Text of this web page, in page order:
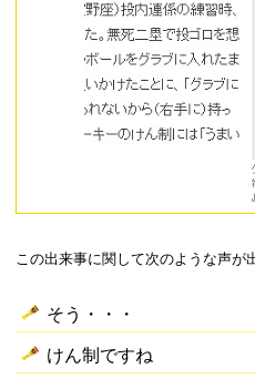
この出来事に関して次のような声が
そう・・・
けん制ですね